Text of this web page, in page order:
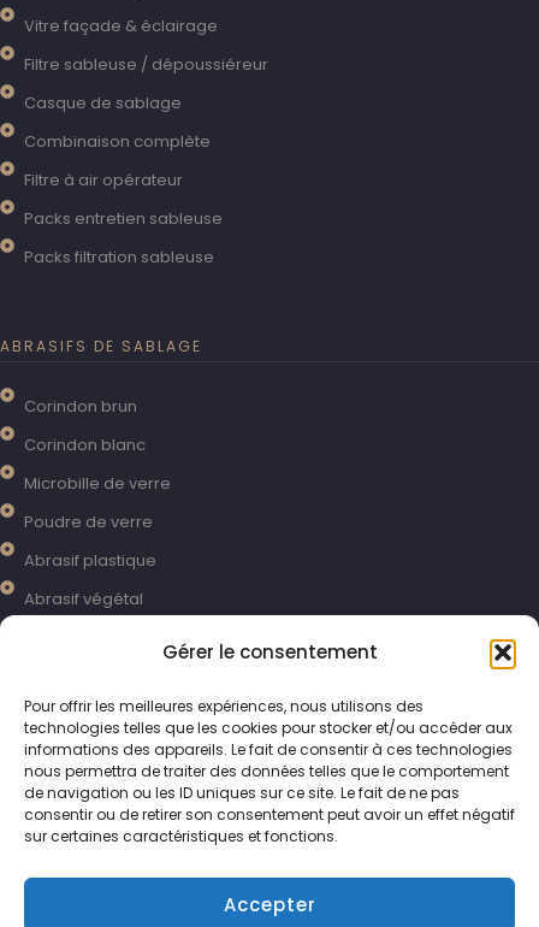
Gérer le consentement
Pour offrir les meilleures expériences, nous utilisons des
technologies telles que les cookies pour stocker et/ou accéder aux
informations des appareils. Le fait de consentir à ces technologies
nous permettra de traiter des données telles que le comportement
de navigation ou les ID uniques sur ce site. Le fait de ne pas
consentir ou de retirer son consentement peut avoir un effet négatif
sur certaines caractéristiques et fonctions.
Accepter
Vitre façade & éclairage
Filtre sableuse / dépoussiéreur
Casque de sablage
Combinaison complète
Filtre à air opérateur
Packs entretien sableuse
Packs filtration sableuse
ABRASIFS DE SABLAGE
Corindon brun
Corindon blanc
Microbille de verre
Poudre de verre
Abrasif plastique
Abrasif végétal
Bille céramique
Sable perdu pour sablage en extérieur
Bicarbonate de soude
© Sableuse PMB - Fabricant de sableuses et de